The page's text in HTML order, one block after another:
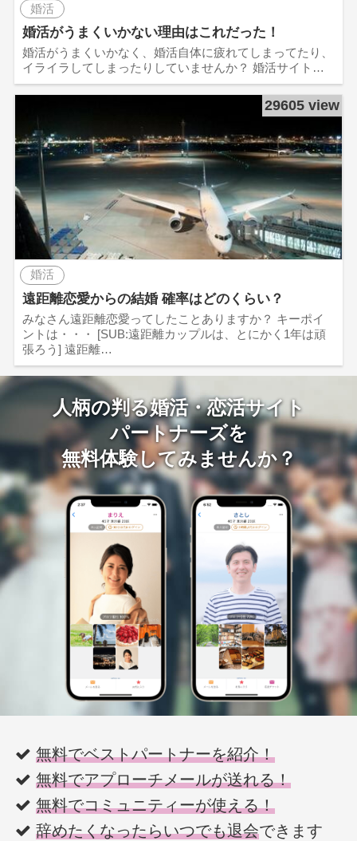
婚活
婚活がうまくいかない理由はこれだった！
婚活がうまくいかなく、婚活自体に疲れてしまってたり、
イライラしてしまったりしていませんか？ 婚活サイト…
29605 view
婚活
遠距離恋愛からの結婚 確率はどのくらい？
みなさん遠距離恋愛ってしたことありますか？ キーポイ
ントは・・・ [SUB:遠距離カップルは、とにかく1年は頑
張ろう] 遠距離…
人柄の判る婚活・恋活サイト
パートナーズを
無料体験してみませんか？
無料でベストパートナーを紹介！
無料でアプローチメールが送れる！
無料でコミュニティーが使える！
辞めたくなったらいつでも退会できます